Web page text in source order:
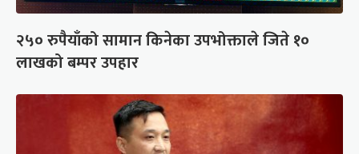
२५० रुपैयाँको सामान किनेका उपभोक्ताले जिते १०
लाखको बम्पर उपहार